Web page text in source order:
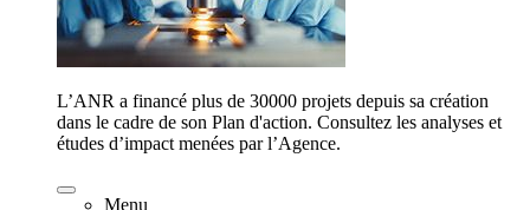
L’ANR a financé plus de 30000 projets depuis sa création
dans le cadre de son Plan d'action. Consultez les analyses et
études d’impact menées par l’Agence.
Menu